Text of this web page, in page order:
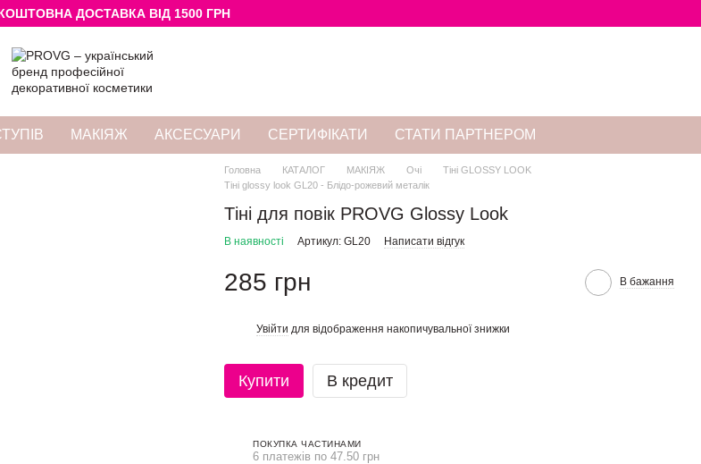
ДОСТАВКА ВІД 1500 ГРН
МАКІЯЖ АКСЕСУАРИ СЕРТИФІКАТИ СТАТИ ПАРТНЕРОМ
Головна КАТАЛОГ МАКІЯЖ Очі
Тіні GLOSSY LOOK
Тіні glossy look GL20 - Блідо-рожевий металік
Тіні для повік PROVG Glossy Look
В наявності Артикул: GL20 Написати відгук
285 грн В бажання
Увійти для відображення накопичувальної знижки
Купити В кредит
ПОКУПКА ЧАСТИНАМИ
6 платежів по 47.50 грн